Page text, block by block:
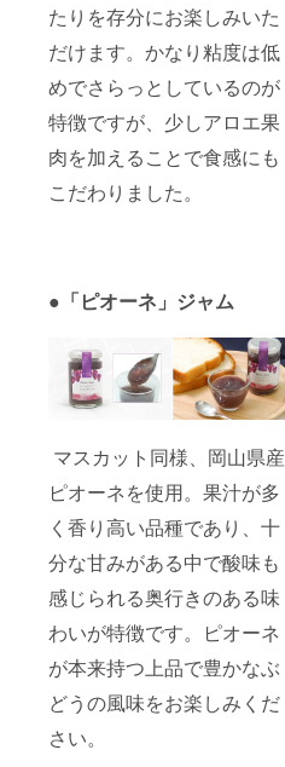
たりを存分にお楽しみいた
だけます。かなり粘度は低
めでさらっとしているのが
特徴ですが、少しアロエ果
肉を加えることで食感にも
こだわりました。
●「ピオーネ」ジャム
マスカット同様、岡山県産
ピオーネを使用。果汁が多
く香り高い品種であり、十
分な甘みがある中で酸味も
感じられる奥行きのある味
わいが特徴です。ピオーネ
が本来持つ上品で豊かなぶ
どうの風味をお楽しみくだ
さい。